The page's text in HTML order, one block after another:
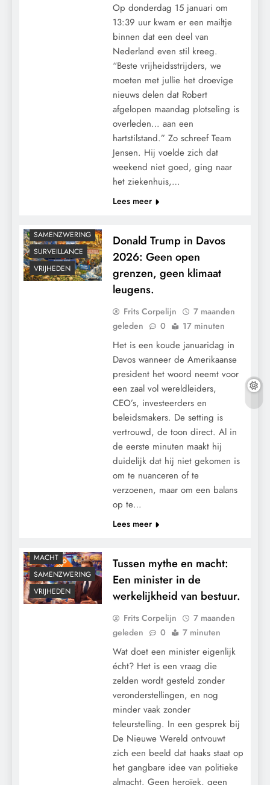
Op donderdag 15 januari om
13:39 uur kwam er een mailtje
binnen dat een deel van
Nederland even stil kreeg.
“Beste vrijheidsstrijders, we
moeten met jullie het droevige
nieuws delen dat Robert
afgelopen maandag plotseling is
overleden… aan een
hartstilstand.” Zo schreef Team
Jensen. Hij voelde zich dat
weekend niet goed, ging naar
het ziekenhuis,…
Lees meer
SAMENZWERING
SURVEILLANCE
VRIJHEDEN
Donald Trump in Davos
2026: Geen open
grenzen, geen klimaat
leugens.
Frits Corpelijn
7 maanden
geleden
0 17 minuten
Het is een koude januaridag in
Davos wanneer de Amerikaanse
president het woord neemt voor
een zaal vol wereldleiders,
CEO’s, investeerders en
beleidsmakers. De setting is
vertrouwd, de toon direct. Al in
de eerste minuten maakt hij
duidelijk dat hij niet gekomen is
om te nuanceren of te
verzoenen, maar om een balans
op te…
Lees meer
MACHT
SAMENZWERING
VRIJHEDEN
Tussen mythe en macht:
Een minister in de
werkelijkheid van bestuur.
Frits Corpelijn
7 maanden
geleden
0 7 minuten
Wat doet een minister eigenlijk
écht? Het is een vraag die
zelden wordt gesteld zonder
veronderstellingen, en nog
minder vaak zonder
teleurstelling. In een gesprek bij
De Nieuwe Wereld ontvouwt
zich een beeld dat haaks staat op
het gangbare idee van politieke
almacht. Geen heroïek, geen